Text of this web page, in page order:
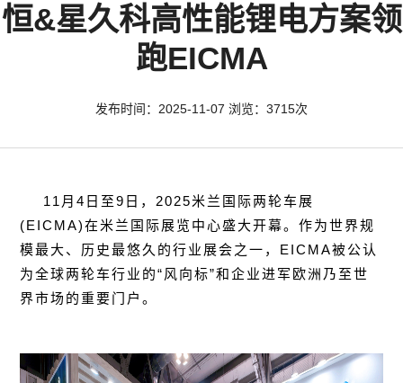
恒&星久科高性能锂电方案领
跑EICMA
发布时间：2025-11-07 浏览：3715次
11月4日至9日，2025米兰国际两轮车展
(EICMA)在米兰国际展览中心盛大开幕。作为世界规
模最大、历史最悠久的行业展会之一，EICMA被公认
为全球两轮车行业的“风向标”和企业进军欧洲乃至世
界市场的重要门户。